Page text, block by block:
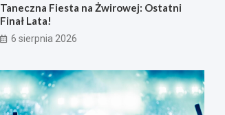
Taneczna Fiesta na Żwirowej: Ostatni
Finał Lata!
6 sierpnia 2026